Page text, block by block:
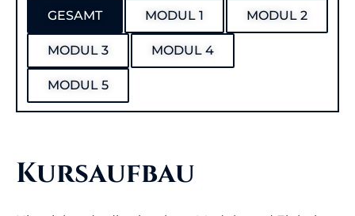
GESAMT MODUL 1 MODUL 2
MODUL 3 MODUL 4
MODUL 5
Kursaufbau